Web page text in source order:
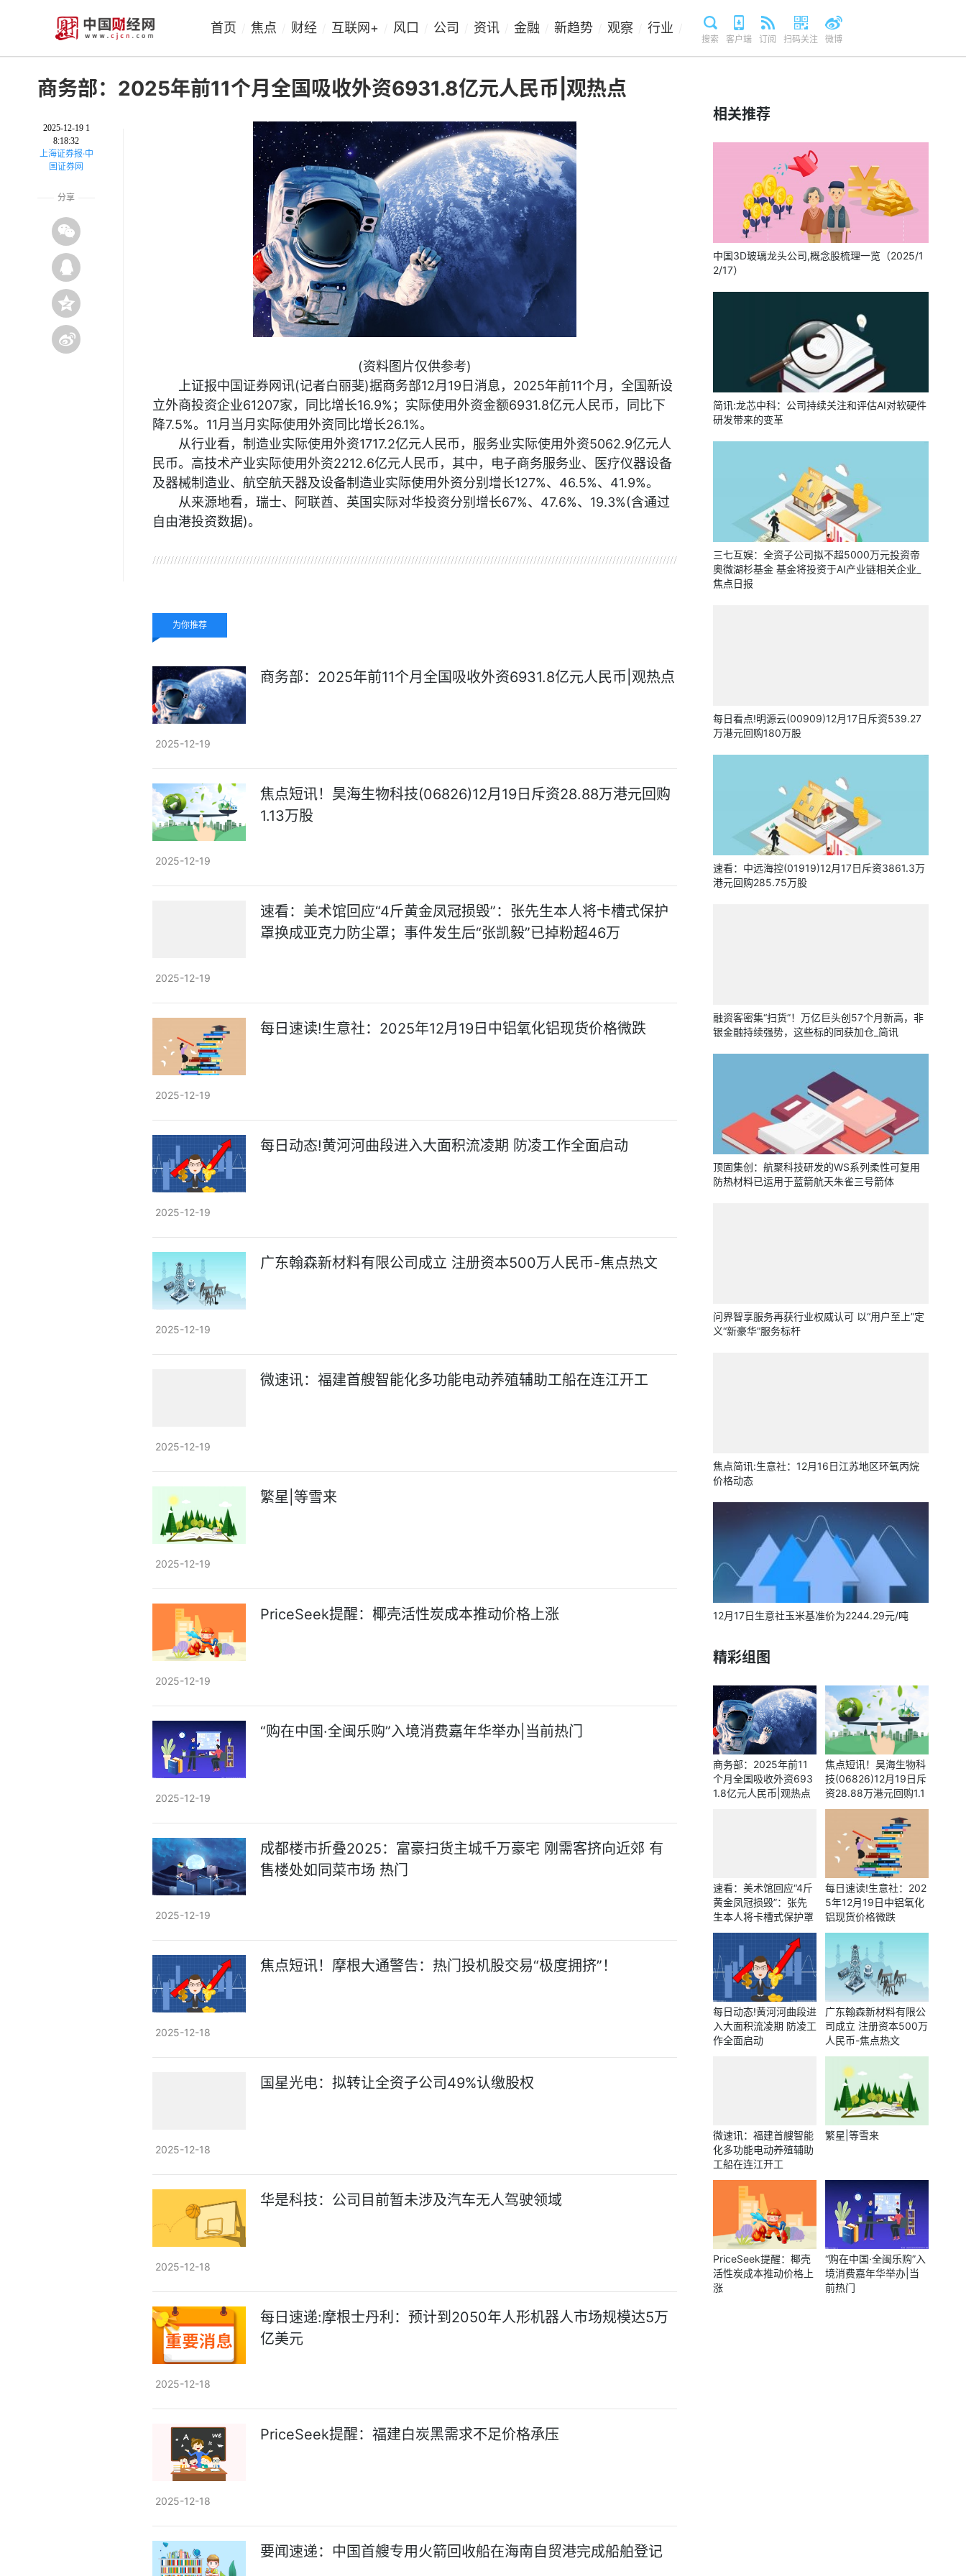
首页 焦点 财经 互联网+ 风口 公司 资讯 金融 新趋势 观察 行业
搜索 客户端 订阅 扫码关注 微博
商务部：2025年前11个月全国吸收外资6931.8亿元人民币|观热点
2025-12-19 1
8:18:32
上海证券报·中
国证券网
分享
(资料图片仅供参考)
上证报中国证券网讯(记者白丽斐)据商务部12月19日消息，2025年前11个月，全国新设
立外商投资企业61207家，同比增长16.9%；实际使用外资金额6931.8亿元人民币，同比下
降7.5%。11月当月实际使用外资同比增长26.1%。
从行业看，制造业实际使用外资1717.2亿元人民币，服务业实际使用外资5062.9亿元人
民币。高技术产业实际使用外资2212.6亿元人民币，其中，电子商务服务业、医疗仪器设备
及器械制造业、航空航天器及设备制造业实际使用外资分别增长127%、46.5%、41.9%。
从来源地看，瑞士、阿联酋、英国实际对华投资分别增长67%、47.6%、19.3%(含通过
自由港投资数据)。
为你推荐
商务部：2025年前11个月全国吸收外资6931.8亿元人民币|观热点
2025-12-19
焦点短讯！昊海生物科技(06826)12月19日斥资28.88万港元回购
1.13万股
2025-12-19
速看：美术馆回应“4斤黄金凤冠损毁”：张先生本人将卡槽式保护
罩换成亚克力防尘罩；事件发生后“张凯毅”已掉粉超46万
2025-12-19
每日速读!生意社：2025年12月19日中铝氧化铝现货价格微跌
2025-12-19
每日动态!黄河河曲段进入大面积流凌期 防凌工作全面启动
2025-12-19
广东翰森新材料有限公司成立 注册资本500万人民币-焦点热文
2025-12-19
微速讯：福建首艘智能化多功能电动养殖辅助工船在连江开工
2025-12-19
繁星|等雪来
2025-12-19
PriceSeek提醒：椰壳活性炭成本推动价格上涨
2025-12-19
“购在中国·全闽乐购”入境消费嘉年华举办|当前热门
2025-12-19
成都楼市折叠2025：富豪扫货主城千万豪宅 刚需客挤向近郊 有
售楼处如同菜市场 热门
2025-12-19
焦点短讯！摩根大通警告：热门投机股交易“极度拥挤”！
2025-12-18
国星光电：拟转让全资子公司49%认缴股权
2025-12-18
华是科技：公司目前暂未涉及汽车无人驾驶领域
2025-12-18
每日速递:摩根士丹利：预计到2050年人形机器人市场规模达5万
亿美元
2025-12-18
PriceSeek提醒：福建白炭黑需求不足价格承压
2025-12-18
要闻速递：中国首艘专用火箭回收船在海南自贸港完成船舶登记
相关推荐
中国3D玻璃龙头公司,概念股梳理一览（2025/1
2/17）
简讯:龙芯中科：公司持续关注和评估AI对软硬件
研发带来的变革
三七互娱：全资子公司拟不超5000万元投资帝
奥微湖杉基金 基金将投资于AI产业链相关企业_
焦点日报
每日看点!明源云(00909)12月17日斥资539.27
万港元回购180万股
速看：中远海控(01919)12月17日斥资3861.3万
港元回购285.75万股
融资客密集“扫货”！万亿巨头创57个月新高，非
银金融持续强势，这些标的同获加仓_简讯
顶固集创：航聚科技研发的WS系列柔性可复用
防热材料已运用于蓝箭航天朱雀三号箭体
问界智享服务再获行业权威认可 以“用户至上”定
义“新豪华”服务标杆
焦点简讯:生意社：12月16日江苏地区环氧丙烷
价格动态
12月17日生意社玉米基准价为2244.29元/吨
精彩组图
商务部：2025年前11
个月全国吸收外资693
1.8亿元人民币|观热点
焦点短讯！昊海生物科
技(06826)12月19日斥
资28.88万港元回购1.1
3万股
速看：美术馆回应“4斤
黄金凤冠损毁”：张先
生本人将卡槽式保护罩
换成亚克力防尘罩；事
件发生后“张凯毅”已掉
粉超46万
每日速读!生意社：202
5年12月19日中铝氧化
铝现货价格微跌
每日动态!黄河河曲段进
入大面积流凌期 防凌工
作全面启动
广东翰森新材料有限公
司成立 注册资本500万
人民币-焦点热文
微速讯：福建首艘智能
化多功能电动养殖辅助
工船在连江开工
繁星|等雪来
PriceSeek提醒：椰壳
活性炭成本推动价格上
涨
“购在中国·全闽乐购”入
境消费嘉年华举办|当
前热门